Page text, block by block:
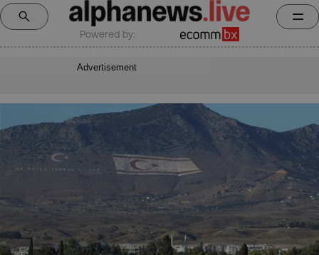
Powered by:
Advertisement